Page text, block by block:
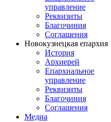
управление
Реквизиты
Благочиния
Соглашения
Новокузнецкая епархия
История
Архиерей
Епархиальное
управление
Реквизиты
Благочиния
Соглашения
Медиа